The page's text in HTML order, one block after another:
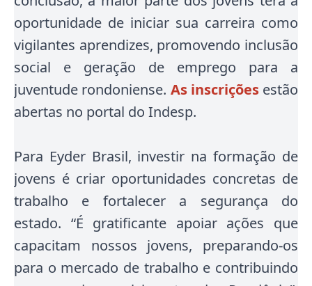
oportunidade de iniciar sua carreira como
vigilantes aprendizes, promovendo inclusão
social e geração de emprego para a
juventude rondoniense. As inscriçõesestão
abertas no portal do Indesp.
Para Eyder Brasil, investir na formação de
jovens é criar oportunidades concretas de
trabalho e fortalecer a segurança do
estado. “É gratificante apoiar ações que
capacitam nossos jovens, preparando-os
para o mercado de trabalho e contribuindo